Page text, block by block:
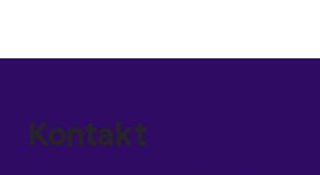
Kontakt